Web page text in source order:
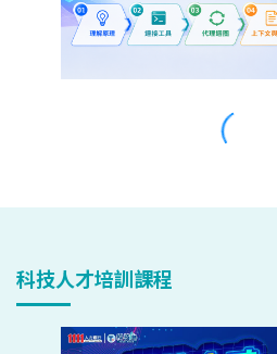
科技人才培訓課程